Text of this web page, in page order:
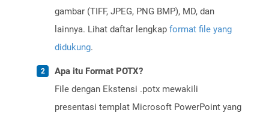
gambar (TIFF, JPEG, PNG BMP), MD, dan
lainnya. Lihat daftar lengkap format file yang
didukung.
Apa itu Format POTX?
File dengan Ekstensi .potx mewakili
presentasi templat Microsoft PowerPoint yang